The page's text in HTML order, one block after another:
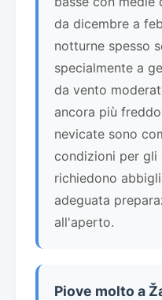
da dicembre a
notturne spesso
specialmente a
da vento
ancora più
nevicate sono
condizioni per gli
richiedono
adeguata
all'aperto.
Piove molto a